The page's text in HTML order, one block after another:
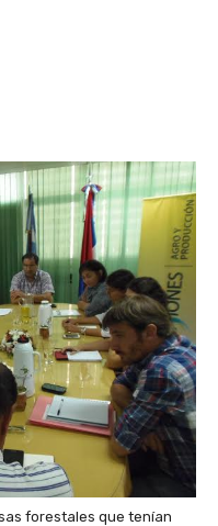
forestales que tenían